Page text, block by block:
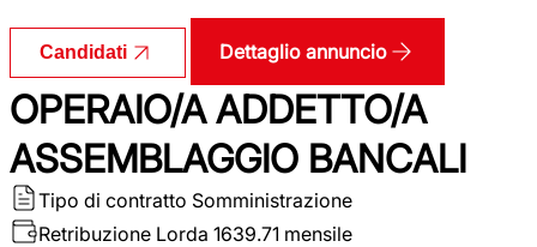
Candidati Dettaglio annuncio
OPERAIO/A ADDETTO/A
ASSEMBLAGGIO BANCALI
Tipo di contratto Somministrazione
Retribuzione Lorda 1639.71 mensile